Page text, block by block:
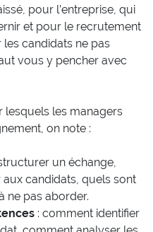
pour l’entreprise, qui
et pour le recrutement
candidats ne pas
vous y pencher avec
lesquels les managers
on note :
un échange,
candidats, quels sont
ne pas aborder.
: comment identifier